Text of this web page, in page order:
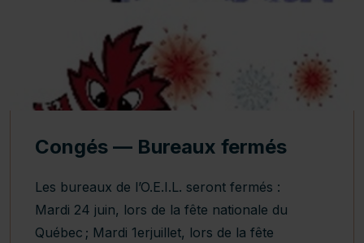
Congés — Bureaux fermés
Les bureaux de l’O.E.I.L. seront fermés :
Mardi 24 juin, lors de la fête nationale du
Québec ; Mardi 1erjuillet, lors de la fête